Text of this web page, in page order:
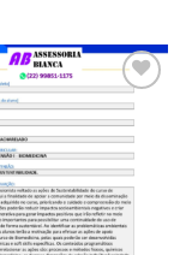
Add to
wishlist